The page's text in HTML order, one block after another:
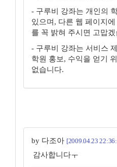
- 구루비 강좌는 개인의
있으며, 다른 웹 페이지
를 꼭 밝혀 주시면 고맙
- 구루비 강좌는 서비스
학원 홍보, 수익을 얻기
없습니다.
by 다조아 [2009.04.23
감사합니다ㅜ